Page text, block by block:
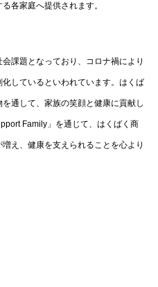
各家庭へ提供されます。
課題となっており、コロナ禍により
しているといわれています。はくば
通して、家族の笑顔と健康に貢献し
Family」を通じて、はくばく商
え、健康を支えられることを心より